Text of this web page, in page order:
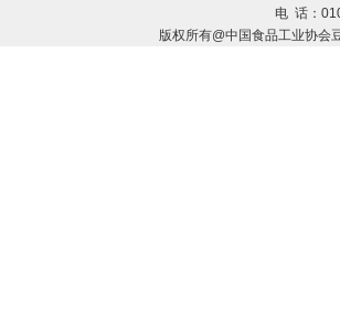
电 话：
版权所有@中国食品工业协